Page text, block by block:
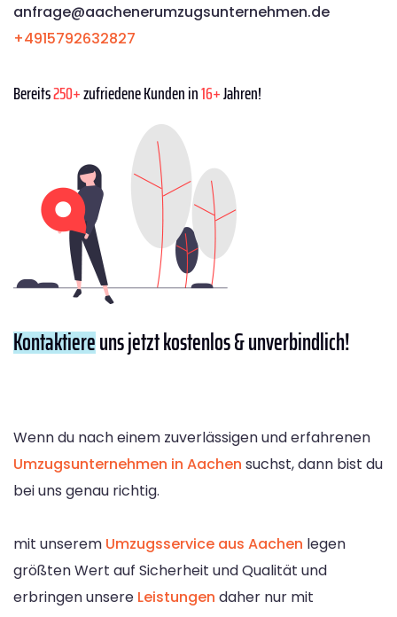
anfrage@aachenerumzugsunternehmen.de
+4915792632827
Bereits250+zufriedene Kunden in16+Jahren!
Kontaktiereuns jetzt kostenlos & unverbindlich!
Wenn du nach einem zuverlässigen und erfahrenen
Umzugsunternehmen in Aachen suchst, dann bist du
bei uns genau richtig.
mit unserem Umzugsservice aus Aachen legen
größten Wert auf Sicherheit und Qualität und
erbringen unsere Leistungen daher nur mit